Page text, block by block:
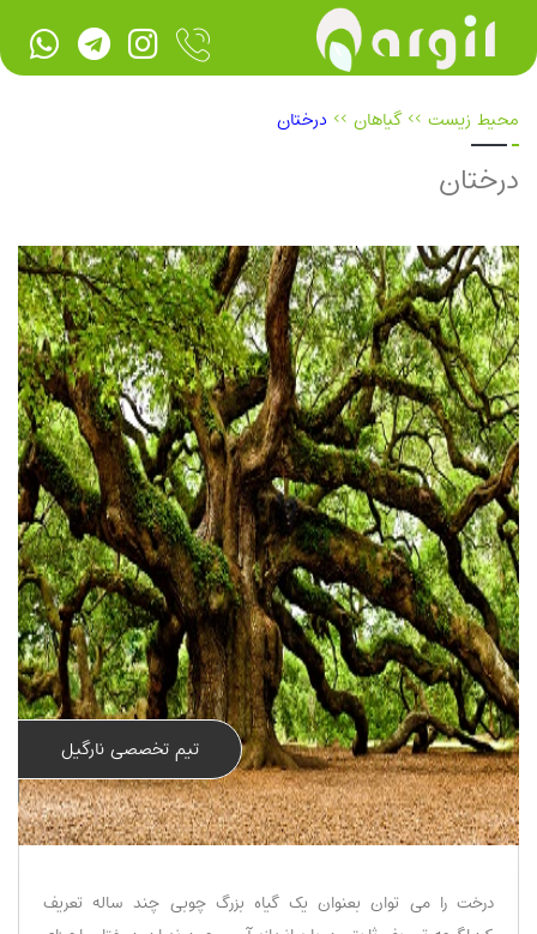
محیط زیست >> گیاهان >> درختان
درختان
تیم تخصصی نارگیل
درخت را می توان بعنوان یک گیاه بزرگ چوبی چند ساله تعریف